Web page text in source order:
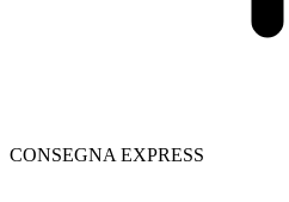
CONSEGNA EXPRESS